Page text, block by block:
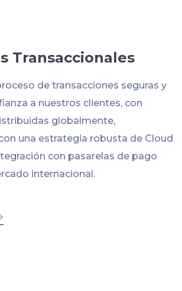
Transaccionales
de transacciones seguras y
a nuestros clientes, con
globalmente,
una estrategia robusta de Cloud
con pasarelas de pago
internacional.